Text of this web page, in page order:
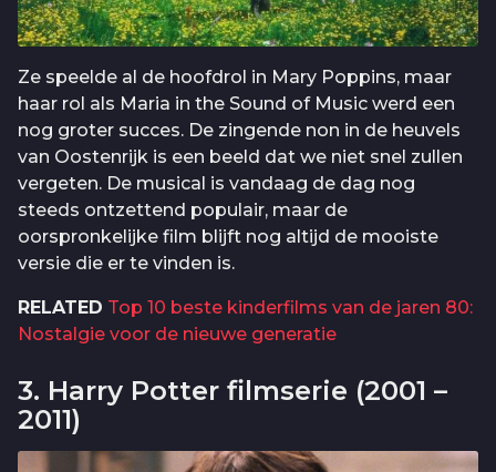
Ze speelde al de hoofdrol in Mary Poppins, maar
haar rol als Maria in the Sound of Music werd een
nog groter succes. De zingende non in de heuvels
van Oostenrijk is een beeld dat we niet snel zullen
vergeten. De musical is vandaag de dag nog
steeds ontzettend populair, maar de
oorspronkelijke film blijft nog altijd de mooiste
versie die er te vinden is.
RELATED Top 10 beste kinderfilms van de jaren 80:
Nostalgie voor de nieuwe generatie
3. Harry Potter filmserie (2001 –
2011)